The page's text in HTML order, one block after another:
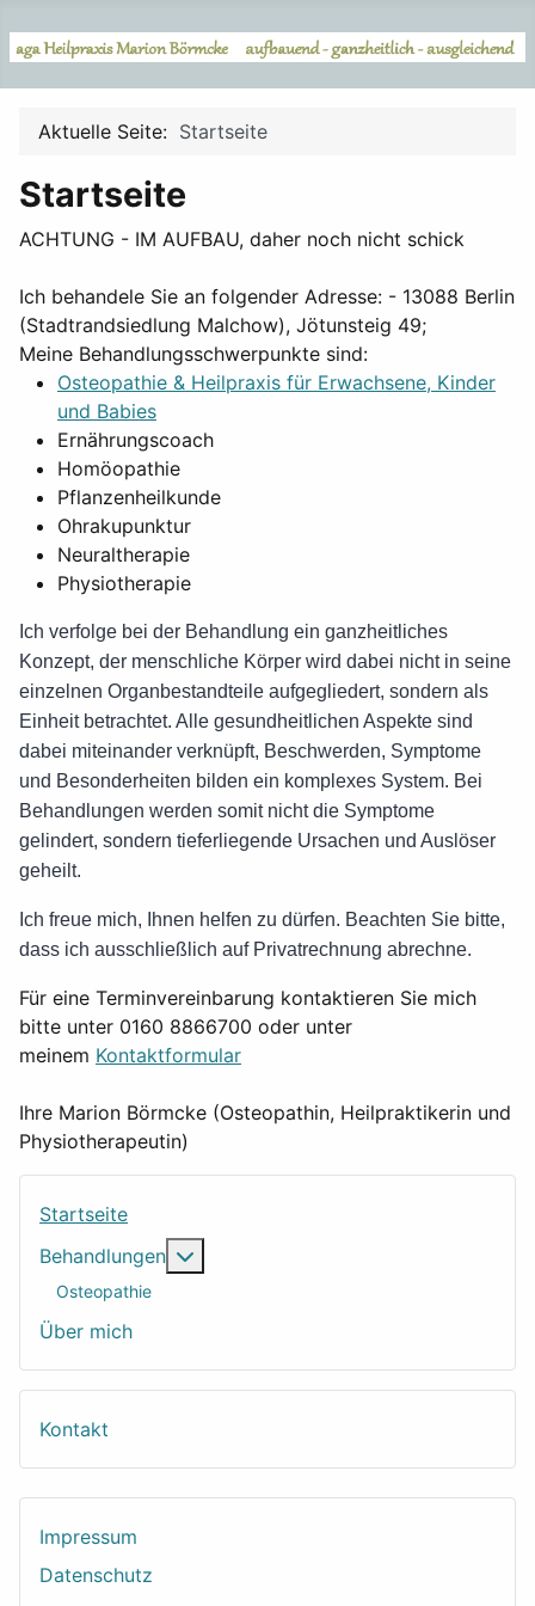
Aktuelle Seite: Startseite
Startseite
ACHTUNG - IM AUFBAU, daher noch nicht schick
Ich behandele Sie an folgender Adresse: - 13088 Berlin
(Stadtrandsiedlung Malchow), Jötunsteig 49;
Meine Behandlungsschwerpunkte sind:
Osteopathie & Heilpraxis für Erwachsene, Kinder
und Babies
Ernährungscoach
Homöopathie
Pflanzenheilkunde
Ohrakupunktur
Neuraltherapie
Physiotherapie
Ich verfolge bei der Behandlung ein ganzheitliches
Konzept, der menschliche Körper wird dabei nicht in seine
einzelnen Organbestandteile aufgegliedert, sondern als
Einheit betrachtet. Alle gesundheitlichen Aspekte sind
dabei miteinander verknüpft, Beschwerden, Symptome
und Besonderheiten bilden ein komplexes System. Bei
Behandlungen werden somit nicht die Symptome
gelindert, sondern tieferliegende Ursachen und Auslöser
geheilt.
Ich freue mich, Ihnen helfen zu dürfen. Beachten Sie bitte,
dass ich ausschließlich auf Privatrechnung abrechne.
Für eine Terminvereinbarung kontaktieren Sie mich
bitte unter 0160 8866700 oder unter
meinem Kontaktformular
Ihre Marion Börmcke (Osteopathin, Heilpraktikerin und
Physiotherapeutin)
Startseite
Behandlungen
Osteopathie
Über mich
Kontakt
Impressum
Datenschutz